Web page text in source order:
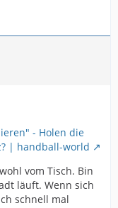
- Holen die
| handball-world
vom Tisch. Bin
läuft. Wenn sich
schnell mal